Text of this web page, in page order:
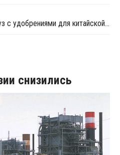
Арбитраж арестовал сухогруз с удобрениями для китайской компании
снизились